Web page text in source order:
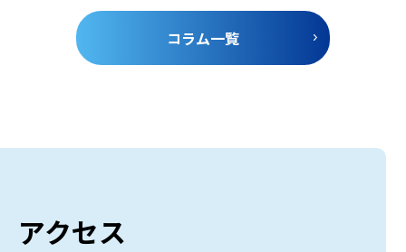
コラム一覧
アクセス